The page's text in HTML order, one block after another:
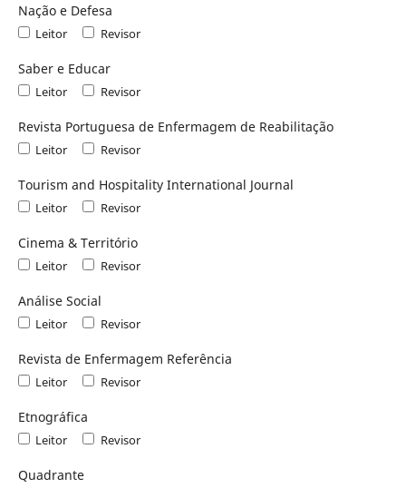
Nação e Defesa
Leitor Revisor
Saber e Educar
Leitor Revisor
Revista Portuguesa de Enfermagem de Reabilitação
Leitor Revisor
Tourism and Hospitality International Journal
Leitor Revisor
Cinema & Território
Leitor Revisor
Análise Social
Leitor Revisor
Revista de Enfermagem Referência
Leitor Revisor
Etnográfica
Leitor Revisor
Quadrante